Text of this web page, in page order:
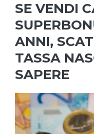
SE VENDI
ANNI,
TASSA
SAPERE